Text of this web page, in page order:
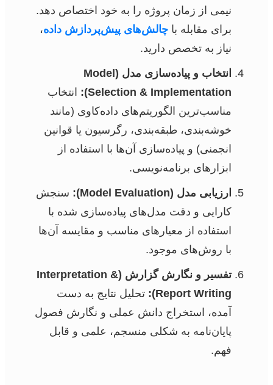
نیمی از زمان پروژه را به خود اختصاص دهد.
برای مقابله با چالش‌های پیش‌پردازش داده،
نیاز به تخصص دارید.
انتخاب و پیاده‌سازی مدل (Model
Selection & Implementation):
انتخاب
مناسب‌ترین الگوریتم‌های داده‌کاوی (مانند
خوشه‌بندی، طبقه‌بندی، رگرسیون یا قوانین
انجمنی) و پیاده‌سازی آن‌ها با استفاده از
ابزارهای برنامه‌نویسی.
ارزیابی مدل (Model Evaluation):
سنجش
کارایی و دقت مدل‌های پیاده‌سازی شده با
استفاده از معیارهای مناسب و مقایسه آن‌ها
با روش‌های موجود.
تفسیر و نگارش گزارش (Interpretation &
Report Writing):
تحلیل نتایج به دست
آمده، استخراج دانش عملی و نگارش فصول
پایان‌نامه به شکلی منسجم، علمی و قابل
فهم.